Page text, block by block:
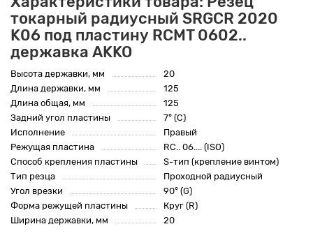
токарный радиусный SRGCR 2020
K06 под пластину RCMT 0602..
державка AKKO
Высота державки, мм
20
Длина державки, мм
125
Длина общая, мм
125
Задний угол пластины
7° (C)
Исполнение
Правый
Режущая пластина
RC.. 06.... (ISO)
Способ крепления пластины
S-тип (крепление винтом)
Тип резца
Проходной радиусный
Угол врезки
90° (G)
Форма режущей пластины
Круг (R)
Ширина державки, мм
20